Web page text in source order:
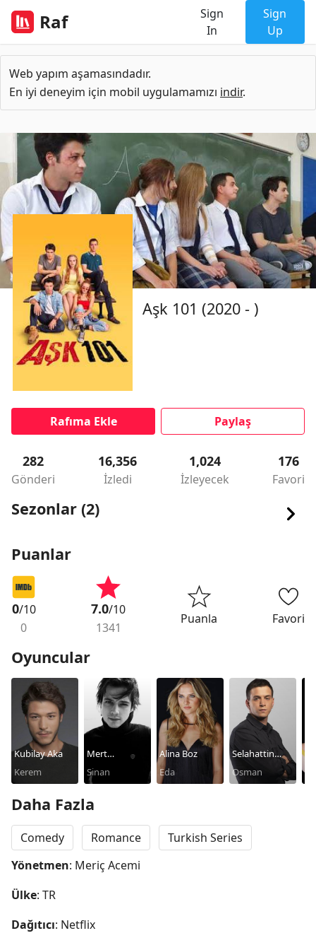
Raf
Sign
In
Sign
Up
Web yapım aşamasındadır.
En iyi deneyim için mobil uygulamamızı indir.
Aşk 101 (2020 - )
Rafıma Ekle Paylaş
282
Gönderi
16,356
İzledi
1,024
İzleyecek
176
Favori
Sezonlar (2)
Puanlar
0/10
0
7.0/10
1341
Puanla Favori
Oyuncular
Kubilay Aka
Kerem
Mert
Yazicioglu
Sinan
Alina Boz
Eda
Selahattin
Paşalı
Osman
Daha Fazla
Comedy Romance
Turkish Series
Yönetmen: Meriç Acemi
Ülke: TR
Dağıtıcı: Netflix